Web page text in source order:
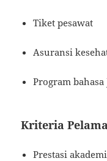
Tiket pesawat
Asuransi
Program bahasa
Kriteria
Prestasi